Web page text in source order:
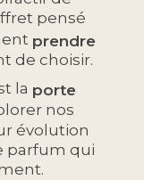
pensé
prendre
de choisir.
la porte
nos
évolution
parfum qui